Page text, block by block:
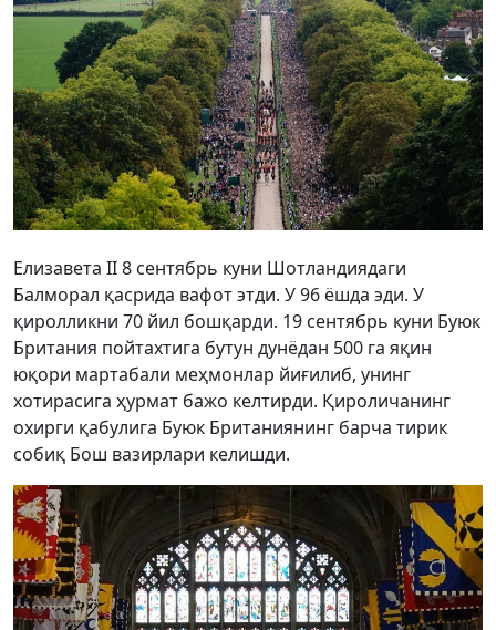
Елизавета II 8 сентябрь куни Шотландиядаги
Балморал қасрида вафот этди. У 96 ёшда эди. У
қиролликни 70 йил бошқарди. 19 сентябрь куни Буюк
Британия пойтахтига бутун дунёдан 500 га яқин
юқори мартабали меҳмонлар йиғилиб, унинг
хотирасига ҳурмат бажо келтирди. Қироличанинг
охирги қабулига Буюк Британиянинг барча тирик
собиқ Бош вазирлари келишди.